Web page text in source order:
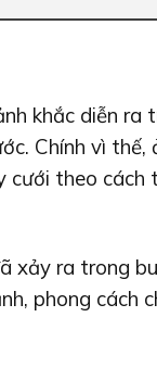
khắc diễn
Chính vì
cưới theo cách
xảy ra trong
phong cách